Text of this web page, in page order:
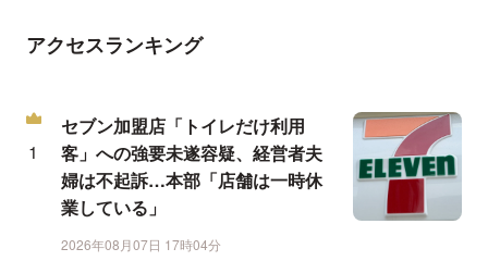
アクセスランキング
セブン加盟店「トイレだけ利用
客」への強要未遂容疑、経営者夫
婦は不起訴…本部「店舗は一時休
業している」
2026年08月07日 17時04分